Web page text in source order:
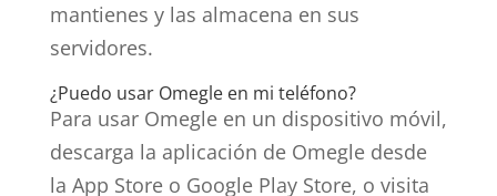
mantienes y las almacena en sus
servidores.
¿Puedo usar Omegle en mi teléfono?
Para usar Omegle en un dispositivo móvil,
descarga la aplicación de Omegle desde
la App Store o Google Play Store, o visita